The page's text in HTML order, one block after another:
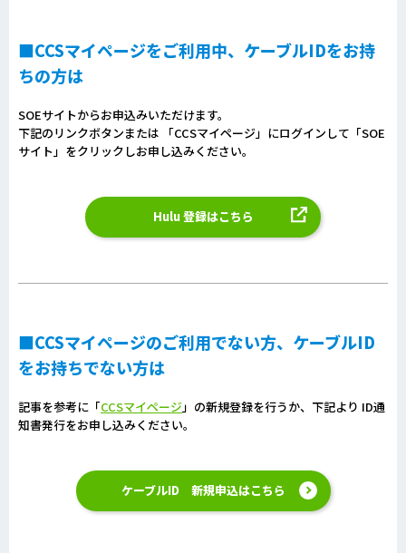
■CCSマイページをご利用中、ケーブルIDをお持
ちの方は
SOEサイトからお申込みいただけます。
下記のリンクボタンまたは 「CCSマイページ」にログインして「SOE
サイト」をクリックしお申し込みください。
Hulu 登録はこちら
■CCSマイページのご利用でない方、ケーブルID
をお持ちでない方は
記事を参考に「CCSマイページ」の新規登録を行うか、下記より ID通
知書発行をお申し込みください。
ケーブルID 新規申込はこちら